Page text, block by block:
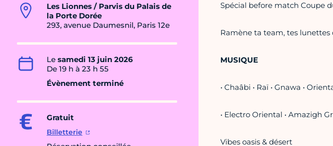
Les Lionnes / Parvis du Palais de
la Porte Dorée
293, avenue Daumesnil, Paris 12e
Le samedi 13 juin 2026
De 19 h à 23 h 55
Évènement terminé
Gratuit
Billetterie
Spécial before match Coupe
Ramène ta team, tes
MUSIQUE
• Chaâbi • Raï • Gnawa •
• Electro Oriental • Amazigh
Vibes oasis & désert